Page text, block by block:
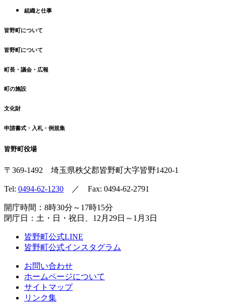
組織と仕事
皆野町について
皆野町について
町長・議会・広報
町の施設
文化財
申請書式・入札・例規集
皆野町役場
〒369-1492 埼玉県秩父郡皆野町大字皆野1420-1
Tel: 0494-62-1230 ／ Fax: 0494-62-2791
開庁時間：8時30分～17時15分
閉庁日：土・日・祝日、12月29日～1月3日
皆野町公式LINE
皆野町公式インスタグラム
お問い合わせ
ホームページについて
サイトマップ
リンク集